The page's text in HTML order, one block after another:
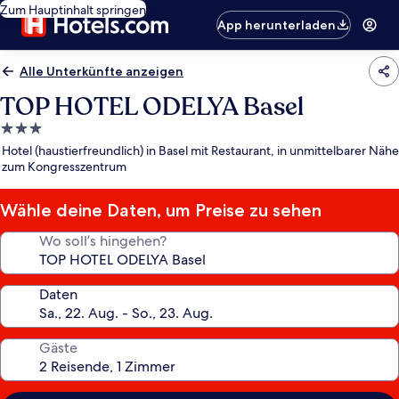
Zum Hauptinhalt springen
App herunterladen
Alle Unterkünfte anzeigen
TOP HOTEL ODELYA Basel
3.0-
Sterne-
Unterkunft
Hotel (haustierfreundlich) in Basel mit Restaurant, in unmittelbarer Nähe
zum Kongresszentrum
Wähle deine Daten, um Preise zu sehen
Wo soll’s hingehen?
Daten
Gäste